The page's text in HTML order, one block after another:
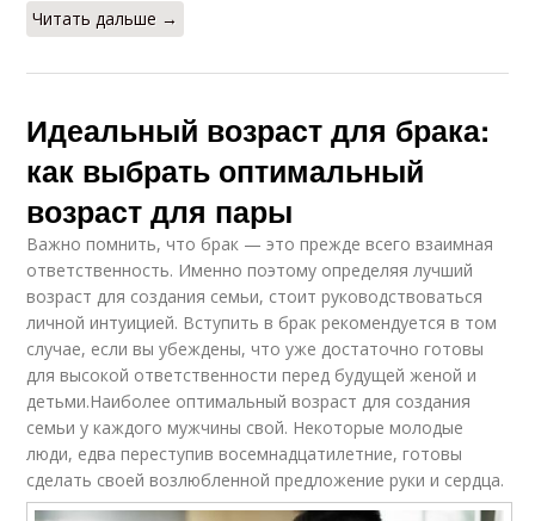
Читать дальше →
Идеальный возраст для брака:
как выбрать оптимальный
возраст для пары
Важно помнить, что брак — это прежде всего взаимная
ответственность. Именно поэтому определяя лучший
возраст для создания семьи, стоит руководствоваться
личной интуицией. Вступить в брак рекомендуется в том
случае, если вы убеждены, что уже достаточно готовы
для высокой ответственности перед будущей женой и
детьми.Наиболее оптимальный возраст для создания
семьи у каждого мужчины свой. Некоторые молодые
люди, едва переступив восемнадцатилетние, готовы
сделать своей возлюбленной предложение руки и сердца.